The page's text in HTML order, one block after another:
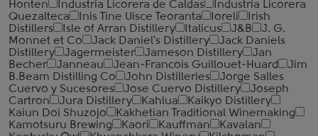
Honten
Industria Licorera de Caldas
Industria Licorera
Quezalteca
Inis Tine Uisce Teoranta Ioreli
Irish
Distillers
Isle of Arran Distillery Italicus J&B
J. G.
Monnet et Co
Jack Daniel's Distillery
Jack Daniels
Distillery
Jagermeister Jameson Distillery
Jan
Becher
Janneau Jean-Francois Guillouet-Huard
Jim
B.Beam Distilling Co
John Distilleries
Jorge Salles
Cuervo y Sucesores
Jose Cuervo Distillery
Joseph
Cartron
Jura Distillery Kahlua
Kaikyo Distillery
Kaiun Doi Shuzojo
Kakhetian Traditional Winemaking
Kamotsuru Brewing
Kaori Kauffman
Kavalan